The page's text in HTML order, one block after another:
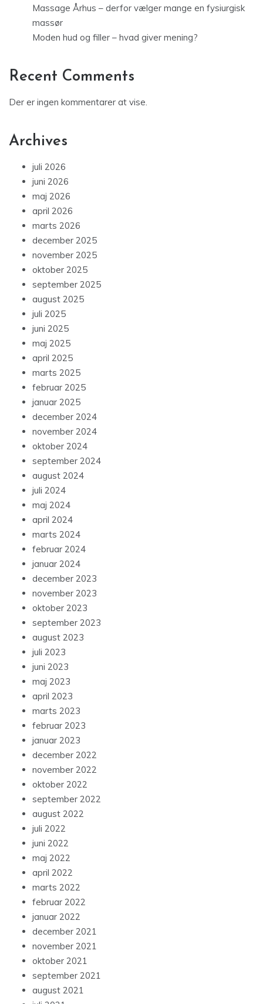
Massage Århus – derfor vælger mange en fysiurgisk
massør
Moden hud og filler – hvad giver mening?
Recent Comments
Der er ingen kommentarer at vise.
Archives
juli 2026
juni 2026
maj 2026
april 2026
marts 2026
december 2025
november 2025
oktober 2025
september 2025
august 2025
juli 2025
juni 2025
maj 2025
april 2025
marts 2025
februar 2025
januar 2025
december 2024
november 2024
oktober 2024
september 2024
august 2024
juli 2024
maj 2024
april 2024
marts 2024
februar 2024
januar 2024
december 2023
november 2023
oktober 2023
september 2023
august 2023
juli 2023
juni 2023
maj 2023
april 2023
marts 2023
februar 2023
januar 2023
december 2022
november 2022
oktober 2022
september 2022
august 2022
juli 2022
juni 2022
maj 2022
april 2022
marts 2022
februar 2022
januar 2022
december 2021
november 2021
oktober 2021
september 2021
august 2021